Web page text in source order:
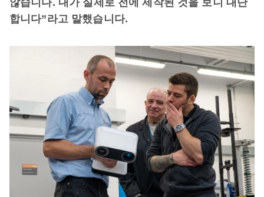
합니다”라고 말했습니다.